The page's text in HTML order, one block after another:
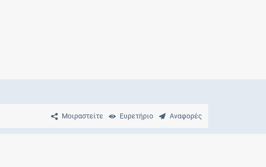
Μοιραστείτε Ευρετήριο Αναφορές